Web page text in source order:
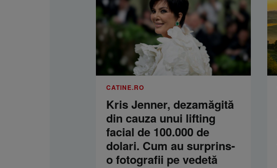
CATINE.RO
Kris Jenner, dezamăgită
din cauza unui lifting
facial de 100.000 de
dolari. Cum au surprins-
o fotografii pe vedetă